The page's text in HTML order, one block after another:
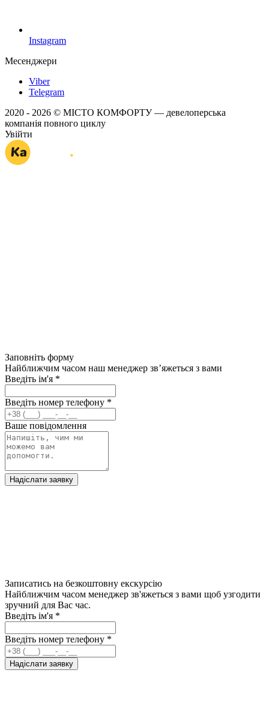
Instagram
Месенджери
Viber
Telegram
2020 - 2026 © МІСТО КОМФОРТУ — девелоперська
компанія повного циклу
Увійти
Заповніть форму
Найближчим часом наш менеджер зв’яжеться з вами
Введіть ім'я *
Введіть номер телефону *
Ваше повідомлення
Надіслати заявку
Записатись на безкоштовну екскурсію
Найближчим часом менеджер зв'яжеться з вами щоб узгодити
зручний для Вас час.
Введіть ім'я *
Введіть номер телефону *
Надіслати заявку